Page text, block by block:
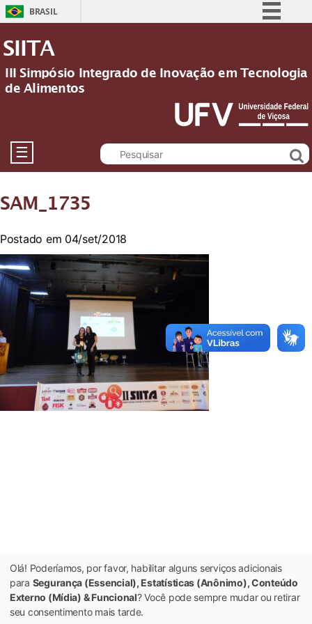
BRASIL
Participe
Acesso à informação
Legislação
Canais
SIITA
III Simpósio Integrado de Inovação em Tecnologia
de Alimentos
☰
SAM_1735
Postado em 04/set/2018
Olá! Poderíamos, por favor, habilitar alguns serviços adicionais
para Segurança (Essencial), Estatísticas (Anônimo), Conteúdo
Externo (Mídia) & Funcional? Você pode sempre mudar ou retirar
seu consentimento mais tarde.